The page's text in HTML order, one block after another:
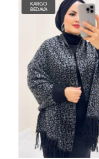
KARGO
BEDAVA